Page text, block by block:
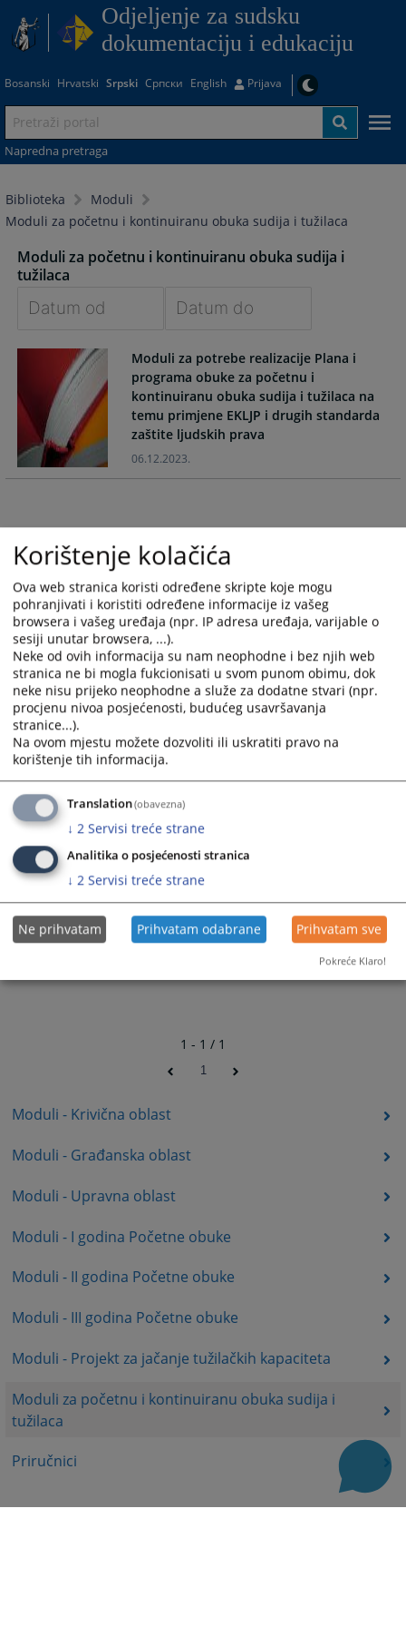
Odjeljenje za sudsku
dokumentaciju i edukaciju
Bosanski Hrvatski Srpski Српски English Prijava
Napredna pretraga
Biblioteka
Moduli
Moduli za početnu i kontinuiranu obuka sudija i tužilaca
Moduli - Krivična oblast
Moduli - Građanska oblast
Moduli - Upravna oblast
Moduli - I godina Početne obuke
Moduli - II godina Početne obuke
Moduli - III godina Početne obuke
Moduli - Projekt za jačanje tužilačkih kapaciteta
Moduli za početnu i kontinuiranu obuka sudija i
tužilaca
Priručnici
Moduli za početnu i kontinuiranu obuka sudija i
tužilaca
forward
interact
with
the
calendar
and
Press
the
question
mark
key
to
get
the
keyboard
shortcuts
for
changing
dates.
forward
to
interact
with
the
calendar
and
Press
the
question
mark
key
to
get
the
keyboard
shortcuts
for
changing
dates.
Moduli za potrebe realizacije Plana i
programa obuke za početnu i
kontinuiranu obuka sudija i tužilaca na
temu primjene EKLJP i drugih standarda
zaštite ljudskih prava
06.12.2023.
1 - 1 / 1
1
Korištenje kolačića
Ova web stranica koristi određene skripte koje mogu
pohranjivati i koristiti određene informacije iz vašeg
browsera i vašeg uređaja (npr. IP adresa uređaja, varijable o
sesiji unutar browsera, ...).
Neke od ovih informacija su nam neophodne i bez njih web
stranica ne bi mogla fukcionisati u svom punom obimu, dok
neke nisu prijeko neophodne a služe za dodatne stvari (npr.
procjenu nivoa posjećenosti, budućeg usavršavanja
stranice...).
Na ovom mjestu možete dozvoliti ili uskratiti pravo na
korištenje tih informacija.
Translation(obavezna)
↓ 2 Servisi treće strane
Analitika o posjećenosti stranica
↓ 2 Servisi treće strane
Ne prihvatam Prihvatam odabrane Prihvatam sve
Pokreće Klaro!